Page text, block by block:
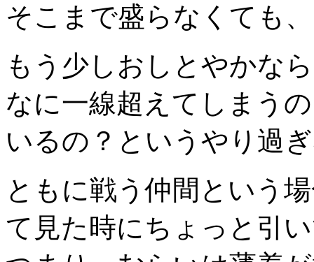
そこまで盛らなくても
もう少しおしとやかな
なに一線超えてしまう
いるの？というやり過
ともに戦う仲間という
て見た時にちょっと引